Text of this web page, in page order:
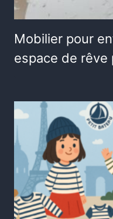
Mobilier pour
espace de